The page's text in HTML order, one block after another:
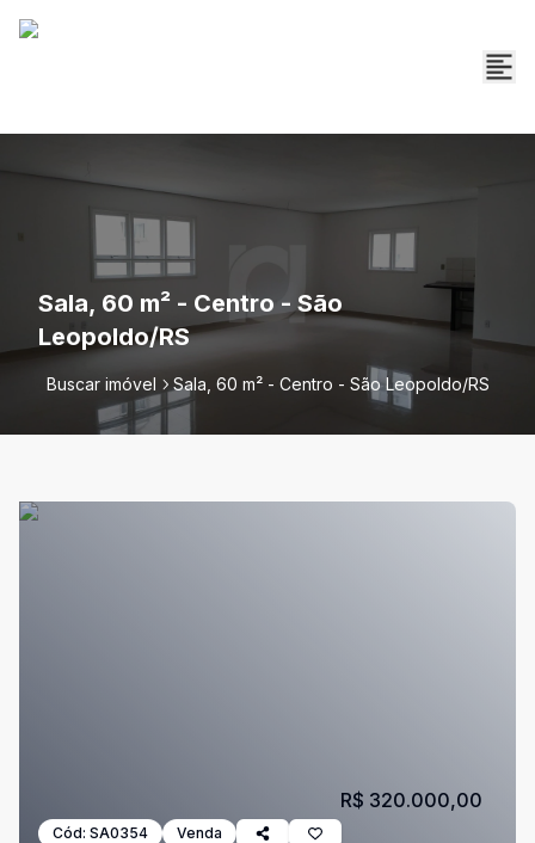
Sala, 60 m² - Centro - São
Leopoldo/RS
Buscar imóvel Sala, 60 m² - Centro - São Leopoldo/RS
Cód: SA0354 Venda
R$ 320.000,00